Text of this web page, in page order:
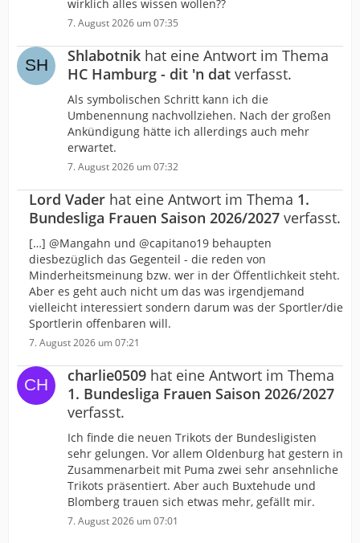
wirklich alles wissen wollen??
7. August 2026 um 07:35
Shlabotnik hat eine Antwort im Thema
HC Hamburg - dit 'n dat verfasst.
Als symbolischen Schritt kann ich die
Umbenennung nachvollziehen. Nach der großen
Ankündigung hätte ich allerdings auch mehr
erwartet.
7. August 2026 um 07:32
Lord Vader hat eine Antwort im Thema 1.
Bundesliga Frauen Saison 2026/2027 verfasst.
[…] @Mangahn und @capitano19 behaupten
diesbezüglich das Gegenteil - die reden von
Minderheitsmeinung bzw. wer in der Öffentlichkeit steht.
Aber es geht auch nicht um das was irgendjemand
vielleicht interessiert sondern darum was der Sportler/die
Sportlerin offenbaren will.
7. August 2026 um 07:21
charlie0509 hat eine Antwort im Thema
1. Bundesliga Frauen Saison 2026/2027
verfasst.
Ich finde die neuen Trikots der Bundesligisten
sehr gelungen. Vor allem Oldenburg hat gestern in
Zusammenarbeit mit Puma zwei sehr ansehnliche
Trikots präsentiert. Aber auch Buxtehude und
Blomberg trauen sich etwas mehr, gefällt mir.
7. August 2026 um 07:01